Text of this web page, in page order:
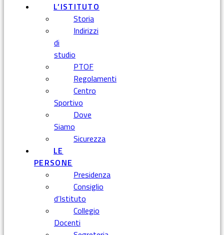
L’ISTITUTO
Storia
Indirizzi
di
studio
PTOF
Regolamenti
Centro
Sportivo
Dove
Siamo
Sicurezza
LE
PERSONE
Presidenza
Consiglio
d’Istituto
Collegio
Docenti